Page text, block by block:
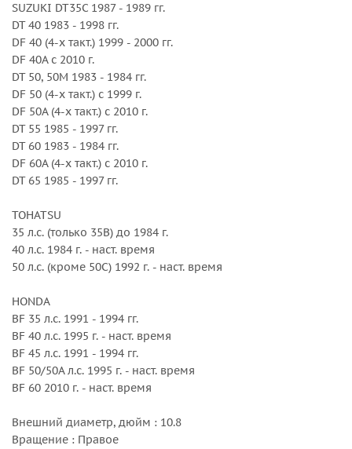
Количество лопастей : 4
Серийный номер : 3313-108-12MF
Серия : Amita 4
Шаг, дюйм : 12
SUZUKI DT35C 1987 - 1989 гг.
DT 40 1983 - 1998 гг.
DF 40 (4-х такт.) 1999 - 2000 гг.
DF 40A с 2010 г.
DT 50, 50M 1983 - 1984 гг.
DF 50 (4-х такт.) с 1999 г.
DF 50A (4-х такт.) с 2010 г.
DT 55 1985 - 1997 гг.
DT 60 1983 - 1984 гг.
DF 60A (4-х такт.) с 2010 г.
DT 65 1985 - 1997 гг.
TOHATSU
35 л.с. (только 35B) до 1984 г.
40 л.с. 1984 г. - наст. время
50 л.с. (кроме 50C) 1992 г. - наст. время
HONDA
BF 35 л.с. 1991 - 1994 гг.
BF 40 л.с. 1995 г. - наст. время
BF 45 л.с. 1991 - 1994 гг.
BF 50/50A л.с. 1995 г. - наст. время
BF 60 2010 г. - наст. время
Внешний диаметр, дюйм : 10.8
Вращение : Правое